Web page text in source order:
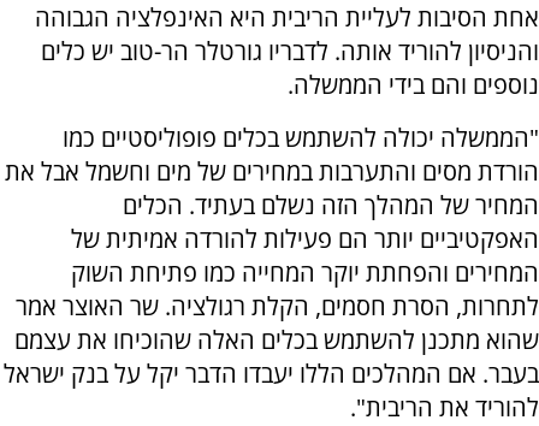
אחת הסיבות לעליית הריבית היא האינפלציה הגבוהה
והניסיון להוריד אותה. לדבריו גורטלר הר-טוב יש כלים
נוספים והם בידי הממשלה.
"הממשלה יכולה להשתמש בכלים פופוליסטיים כמו
הורדת מסים והתערבות במחירים של מים וחשמל אבל את
המחיר של המהלך הזה נשלם בעתיד. הכלים
האפקטיביים יותר הם פעילות להורדה אמיתית של
המחירים והפחתת יוקר המחייה כמו פתיחת השוק
לתחרות, הסרת חסמים, הקלת רגולציה. שר האוצר אמר
שהוא מתכנן להשתמש בכלים האלה שהוכיחו את עצמם
בעבר. אם המהלכים הללו יעבדו הדבר יקל על בנק ישראל
להוריד את הריבית".